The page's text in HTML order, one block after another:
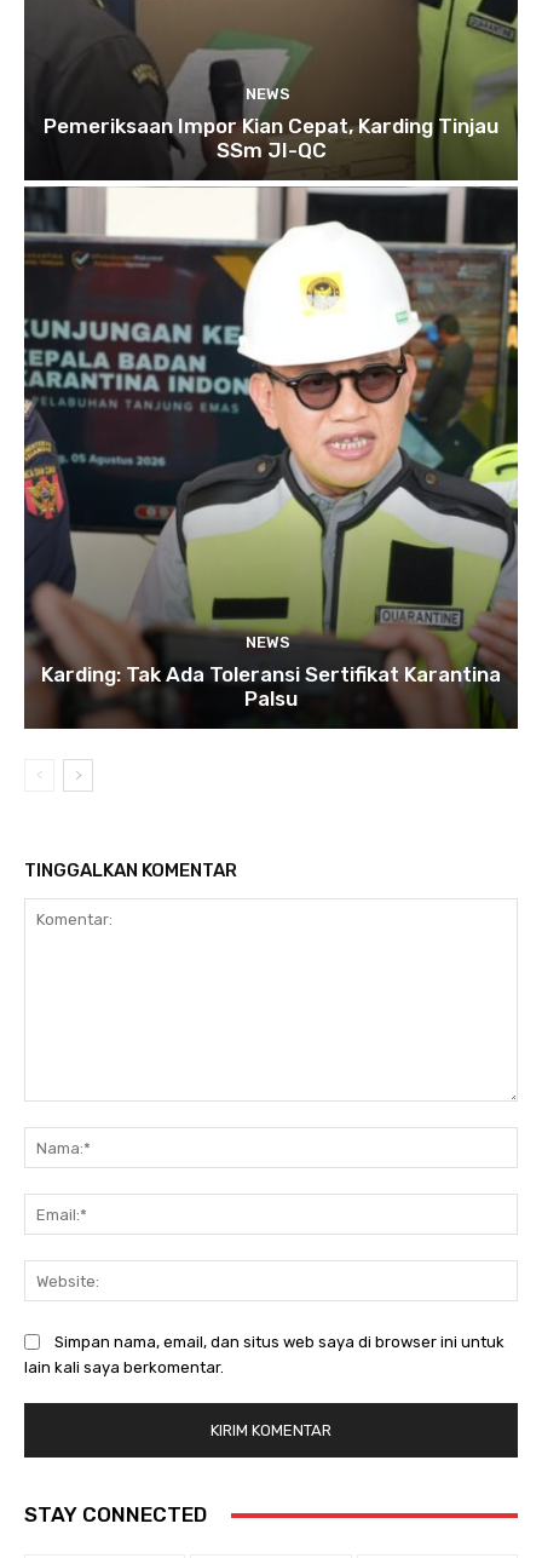
NEWS
Pemeriksaan Impor Kian Cepat, Karding Tinjau
SSm JI-QC
NEWS
Karding: Tak Ada Toleransi Sertifikat Karantina
Palsu
TINGGALKAN KOMENTAR
Simpan nama, email, dan situs web saya di browser ini untuk
lain kali saya berkomentar.
STAY CONNECTED